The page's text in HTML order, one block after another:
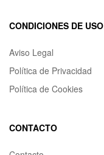
CONDICIONES DE USO
Aviso Legal
Política de Privacidad
Política de Cookies
CONTACTO